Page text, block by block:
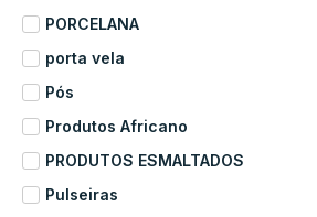
PORCELANA
porta vela
Pós
Produtos Africano
PRODUTOS ESMALTADOS
Pulseiras